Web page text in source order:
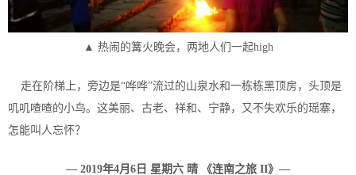
▲ 热闹的篝火晚会，两地人们一起high
走在阶梯上，旁边是“哗哗”流过的山泉水和一栋栋黑顶房，头顶是
叽叽喳喳的小鸟。这美丽、古老、祥和、宁静，又不失欢乐的瑶寨，
怎能叫人忘怀？
— 2019年4月6日 星期六 晴 《连南之旅 II》—